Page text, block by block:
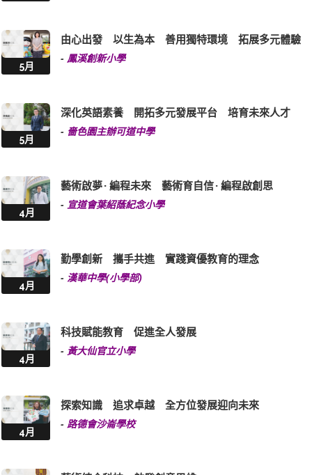
5月
由心出發 以生為本 善用獨特環境 拓展多元體驗
- 鳳溪創新小學
5月
深化英語素養 開拓多元發展平台 培育未來人才
- 嗇色園主辦可道中學
4月
藝術啟夢 · 編程未來 藝術育自信 · 編程啟創思
- 宣道會葉紹蔭紀念小學
4月
勤學創新 攜手共進 實踐資優教育的理念
- 漢華中學(小學部)
4月
科技賦能教育 促進全人發展
- 黃大仙官立小學
4月
探索知識 追求卓越 全方位發展迎向未來
- 路德會沙崙學校